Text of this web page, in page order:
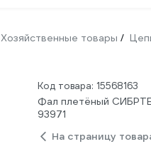
Хозяйственные товары /
Код товара: 15568163
Фал плетёный
93971
На страницу